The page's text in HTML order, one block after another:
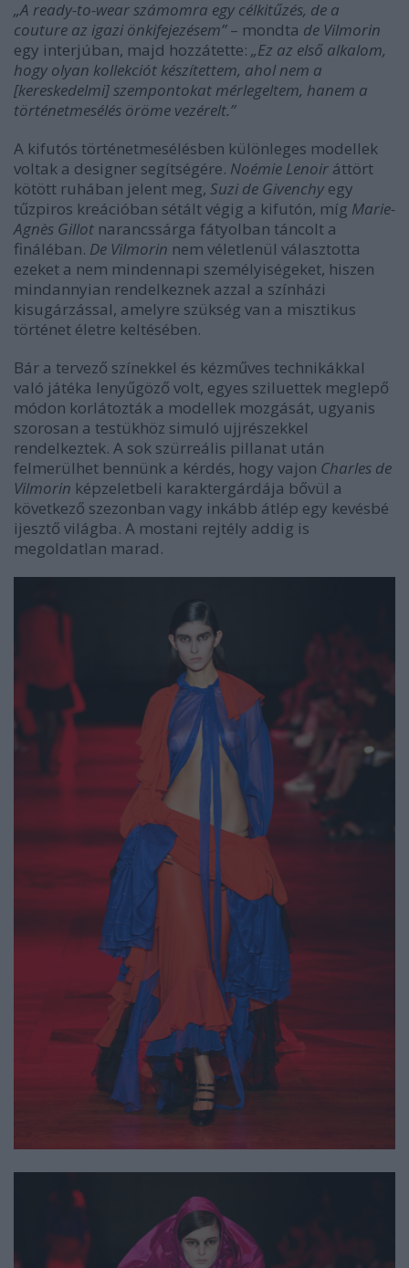
„A ready-to-wear számomra egy célkitűzés, de a
couture az igazi önkifejezésem”– mondta de Vilmorin
egy interjúban, majd hozzátette: „Ez az első alkalom,
hogy olyan kollekciót készítettem, ahol nem a
[kereskedelmi] szempontokat mérlegeltem, hanem a
történetmesélés öröme vezérelt.”
A kifutós történetmesélésben különleges modellek
voltak a designer segítségére. Noémie Lenoir áttört
kötött ruhában jelent meg, Suzi de Givenchy egy
tűzpiros kreációban sétált végig a kifutón, míg Marie-
Agnès Gillot narancssárga fátyolban táncolt a
fináléban. De Vilmorin nem véletlenül választotta
ezeket a nem mindennapi személyiségeket, hiszen
mindannyian rendelkeznek azzal a színházi
kisugárzással, amelyre szükség van a misztikus
történet életre keltésében.
Bár a tervező színekkel és kézműves technikákkal
való játéka lenyűgöző volt, egyes sziluettek meglepő
módon korlátozták a modellek mozgását, ugyanis
szorosan a testükhöz simuló ujjrészekkel
rendelkeztek. A sok szürreális pillanat után
felmerülhet bennünk a kérdés, hogy vajon Charles de
Vilmorin képzeletbeli karaktergárdája bővül a
következő szezonban vagy inkább átlép egy kevésbé
ijesztő világba. A mostani rejtély addig is
megoldatlan marad.